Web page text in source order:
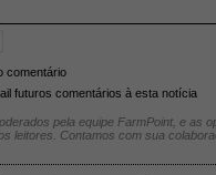
comentário
futuros comentários à esta notícia
pela equipe FarmPoint, e as
leitores. Contamos com sua